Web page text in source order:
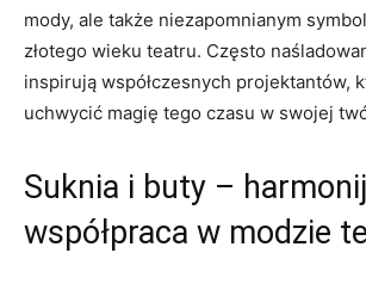
mody, ale także niezapomnianym
złotego wieku teatru. Często
inspirują współczesnych projektantów,
uchwycić magię tego czasu w swojej
Suknia i buty –
współpraca w modzie